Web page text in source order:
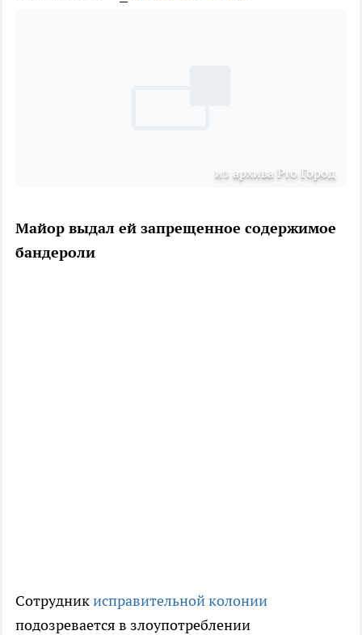
из архива Pro Город
Майор выдал ей запрещенное содержимое
бандероли
Сотрудникисправительной колонии
подозревается в злоупотреблении